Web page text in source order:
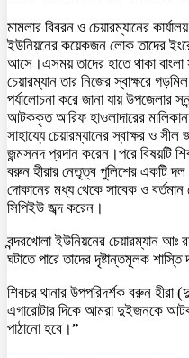
মামলার বিবরন ও চেয়ারম্যানের
ইউনিয়নের কয়েকজন লোক তাদের
আসে।এসময় তাদের হাতে থাকা বাংলা
চেয়ারম্যান তার নিজের স্বাক্ষরে
পর্যালোচনা করে জানা যায় উপজেলার
আটককৃত আরিফ হাওলাদারের
সাহায্যে চেয়ারম্যানের স্বাক্ষর ও
জন্মসনদ প্রদান করেন।পরে বিষয়টি
বরুন হীরার নেতৃত্ব পুলিশের
দোকানের মধ্য থেকে সাবেক ও
সিপিইউ জব্দ করেন।
বন্দরখোলা ইউনিয়নের চেয়ারম্যান আঃ
ঘটাতে পারে তাদের দৃষ্টান্তমূলক শাস্তি
শিবচর থানার উপপরিদর্শক বরুন হীরা
এগারোটার দিকে আমরা দুইজনকে
পাঠানো হবে।”